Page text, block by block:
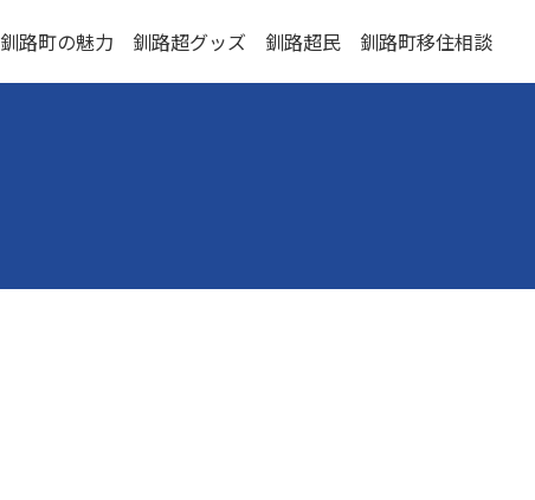
釧路町の魅力 釧路超グッズ 釧路超民 釧路町移住相談